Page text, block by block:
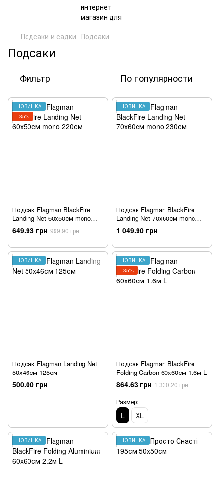
Подсаки и садки Подсаки
Подсаки
Фильтр По популярности
НОВИНКА
−35%
Подсак Flagman BlackFire
Landing Net 60x50см mono
220см
649.93 грн 999.90 грн
НОВИНКА
Подсак Flagman BlackFire
Landing Net 70x60см mono
230см
1 049.90 грн
НОВИНКА
Подсак Flagman Landing Net
50x46см 125см
500.00 грн
НОВИНКА
−35%
Подсак Flagman BlackFire
Folding Carbon 60x60см 1.6м L
864.63 грн 1 330.20 грн
Размер:
L XL
НОВИНКА НОВИНКА